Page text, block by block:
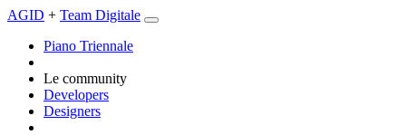
AGID + Team Digitale
Piano Triennale
Le community
Developers
Designers